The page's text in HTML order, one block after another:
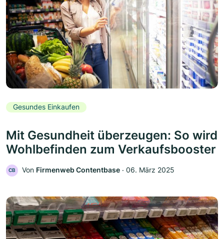
Gesundes Einkaufen
Mit Gesundheit überzeugen: So wird
Wohlbefinden zum Verkaufsbooster
CB Von Firmenweb Contentbase ‧ 06. März 2025